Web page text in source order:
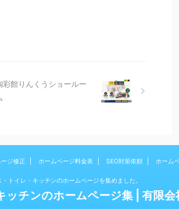
彩館りんくうショールー
ジ修正 ホームページ料金表 SEO対策依頼 ホーム
・トイレ・キッチンのホームページを集めました。
ッチンのホームページ集 | 有限